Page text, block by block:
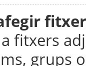
fitxers
grups